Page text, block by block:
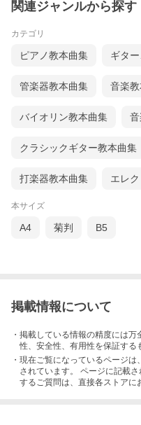
関連ジャンルから探す
カテゴリ
ピアノ教本曲集 ギタ
管楽器教本曲集 音楽
バイオリン教本曲集
クラシックギター教本曲集
打楽器教本曲集 エレ
本サイズ
A4 菊判 B5
掲載情報について
・掲載している情報の精度には
性、安全性、有用性を保証する
・現在ご覧になっているページは
されています。 ページに記載
するご質問は、直接各ストアに